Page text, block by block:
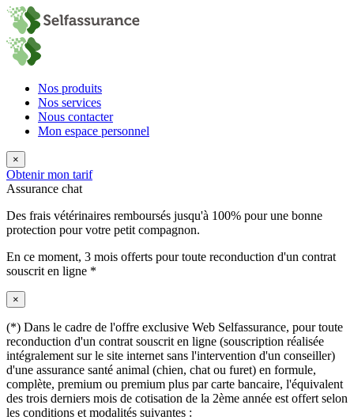
Nos produits
Nos services
Nous contacter
Mon espace personnel
×
Obtenir mon tarif
Assurance chat
Des frais vétérinaires remboursés jusqu'à 100% pour une bonne
protection pour votre petit compagnon.
En ce moment, 3 mois offerts pour toute reconduction d'un contrat
souscrit en ligne *
×
(*) Dans le cadre de l'offre exclusive Web Selfassurance, pour toute
reconduction d'un contrat souscrit en ligne (souscription réalisée
intégralement sur le site internet sans l'intervention d'un conseiller)
d'une assurance santé animal (chien, chat ou furet) en formule,
complète, premium ou premium plus par carte bancaire, l'équivalent
des trois derniers mois de cotisation de la 2ème année est offert selon
les conditions et modalités suivantes :